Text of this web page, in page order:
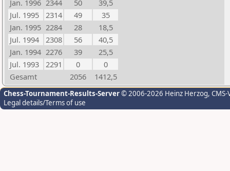
Jan. 1996 2344 50
39,5
Jul. 1995
2314 49
35
Jan. 1995 2284 28
18,5
Jul. 1994
2308 56
40,5
Jan. 1994 2276 39
25,5
Jul. 1993
2291 0
0
Gesamt
2056 1412,5
Chess-Tournament-Results-Server© 2006-2026 Heinz Herzog,
Legal details/Terms of use